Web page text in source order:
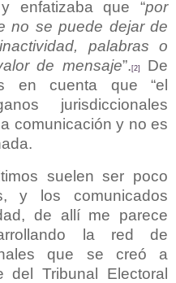
enfatizaba que “por
no se puede dejar de
palabras o
de mensaje”. [2]
De
en cuenta que “el
jurisdiccionales
comunicación y no es
suelen ser poco
y los comunicados
de allí me parece
la red de
que se creó a
del Tribunal Electoral